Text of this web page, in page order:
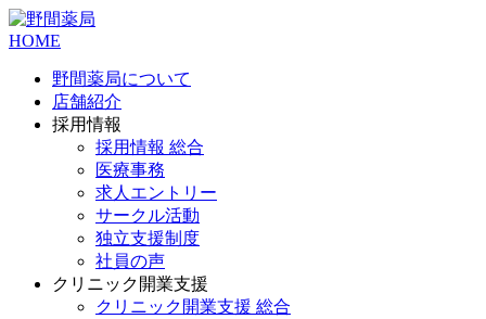
HOME
野間薬局について
店舗紹介
採用情報
採用情報 総合
医療事務
求人エントリー
サークル活動
独立支援制度
社員の声
クリニック開業支援
クリニック開業支援 総合